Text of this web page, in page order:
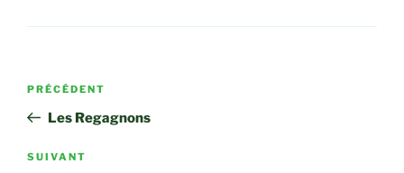
Navigation
l’article
Article
précédent
PRÉCÉDENT
Les Regagnons
Article
SUIVANT